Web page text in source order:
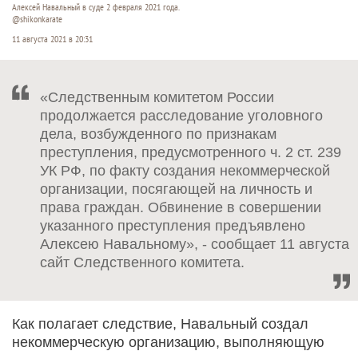
Алексей Навальный в суде 2 февраля 2021 года.
@shikonkarate
11 августа 2021 в 20:31
«Следственным комитетом России
продолжается расследование уголовного
дела, возбужденного по признакам
преступления, предусмотренного ч. 2 ст. 239
УК РФ, по факту создания некоммерческой
организации, посягающей на личность и
права граждан. Обвинение в совершении
указанного преступления предъявлено
Алексею Навальному», - сообщает 11 августа
сайт Следственного комитета.
Как полагает следствие, Навальный создал
некоммерческую организацию, выполняющую